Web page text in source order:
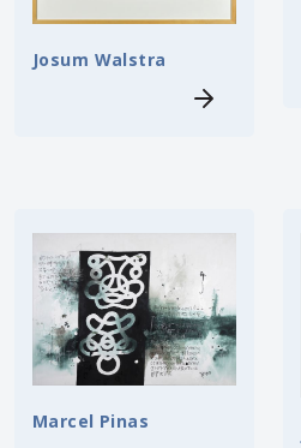
Josum Walstra
Marcel Pinas